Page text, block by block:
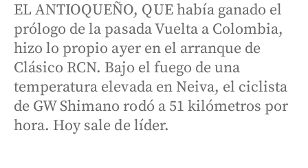
EL ANTIOQUEÑO, QUE había ganado el
prólogo de la pasada Vuelta a Colombia,
hizo lo propio ayer en el arranque de
Clásico RCN. Bajo el fuego de una
temperatura elevada en Neiva, el ciclista
de GW Shimano rodó a 51 kilómetros por
hora. Hoy sale de líder.